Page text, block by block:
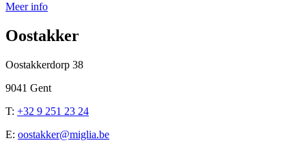
Meer info
Oostakker
Oostakkerdorp 38
9041 Gent
T: +32 9 251 23 24
E: oostakker@miglia.be